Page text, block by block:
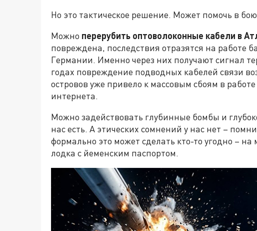
Но это тактическое решение. Может помочь в
Можно перерубить оптоволоконные кабели в
повреждена, последствия отразятся на работе
Германии. Именно через них получают сигнал
годах повреждение подводных кабелей связи
островов уже привело к массовым сбоям в
интернета.
Можно задействовать глубинные бомбы и
нас есть. А этических сомнений у нас нет –
формально это может сделать кто-то угодно –
лодка с йеменским паспортом.